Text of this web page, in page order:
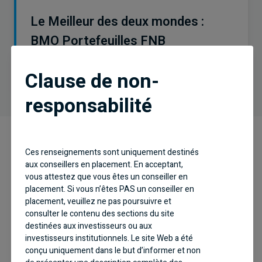
Le Meilleur des deux mondes :
BMO Portefeuilles FNB
Pourquoi investir?
Conçu pour les investisseurs qui recherchent
une solution de portefeuille prudente et
Clause de non-
responsabilité
Ces renseignements sont uniquement destinés
aux conseillers en placement. En acceptant,
vous attestez que vous êtes un conseiller en
placement. Si vous n’êtes PAS un conseiller en
placement, veuillez ne pas poursuivre et
consulter le contenu des sections du site
destinées aux investisseurs ou aux
investisseurs institutionnels. Le site Web a été
conçu uniquement dans le but d’informer et non